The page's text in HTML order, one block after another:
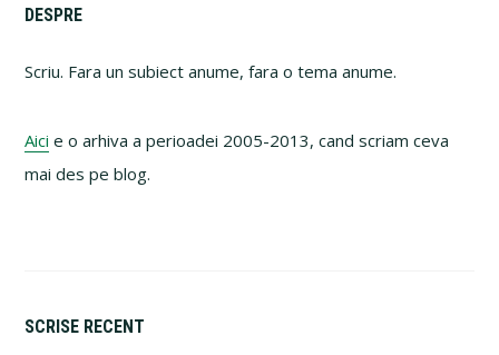
Primary
Sidebar
DESPRE
Scriu. Fara un subiect anume, fara o tema anume.
Aici e o arhiva a perioadei 2005-2013, cand scriam ceva
mai des pe blog.
SCRISE RECENT